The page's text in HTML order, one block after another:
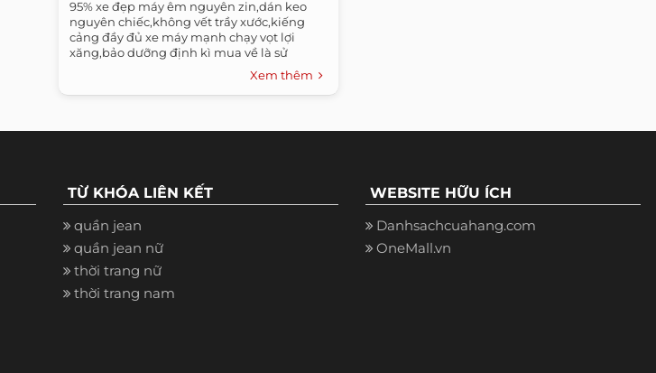
95% xe đẹp máy êm nguyên zin,dán keo
nguyên chiếc,không vết trầy xước,kiếng
cảng đầy đủ xe máy mạnh chạy vọt lợi
xăng,bảo dưỡng định kì mua về là sử
Xem thêm
TỪ KHÓA LIÊN KẾT
quần jean
quần jean nữ
thời trang nữ
thời trang nam
WEBSITE HỮU ÍCH
Danhsachcuahang.com
OneMall.vn